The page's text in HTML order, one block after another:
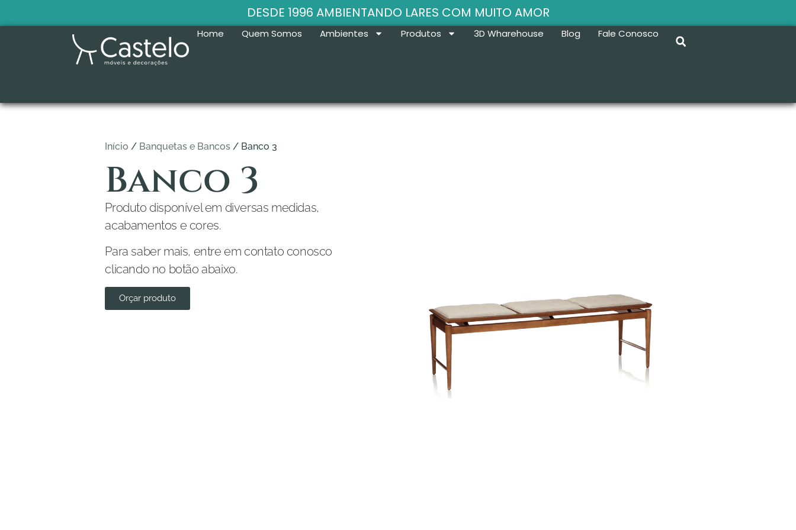
DESDE 1996 AMBIENTANDO LARES COM MUITO AMOR
Home Quem Somos Ambientes Produtos 3D Wharehouse Blog Fale Conosco
Início / Banquetas e Bancos / Banco 3
Banco 3
Produto disponível em diversas medidas,
acabamentos e cores.
Para saber mais, entre em contato conosco
clicando no botão abaixo.
Orçar produto